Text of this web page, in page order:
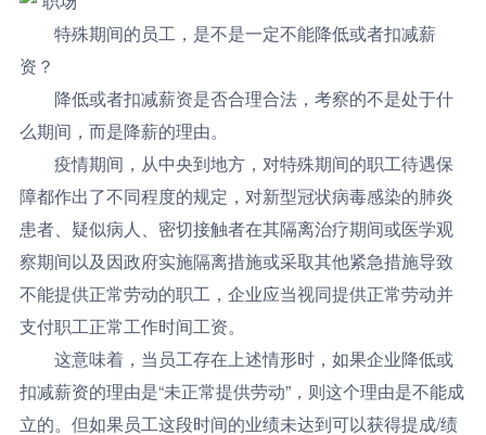
特殊期间的员工，是不是一定不能降低或者扣减薪
资？
降低或者扣减薪资是否合理合法，考察的不是处于什
么期间，而是降薪的理由。
疫情期间，从中央到地方，对特殊期间的职工待遇保
障都作出了不同程度的规定，对新型冠状病毒感染的肺炎
患者、疑似病人、密切接触者在其隔离治疗期间或医学观
察期间以及因政府实施隔离措施或采取其他紧急措施导致
不能提供正常劳动的职工， 企业应当视同提供正常劳动并
支付职工正常工作时间工资。
这意味着，当员工存在上述情形时，如果企业降低或
扣减薪资的理由是“未正常提供劳动”，则这个理由是不能成
立的。 但如果员工这段时间的业绩未达到可以获得提成/绩